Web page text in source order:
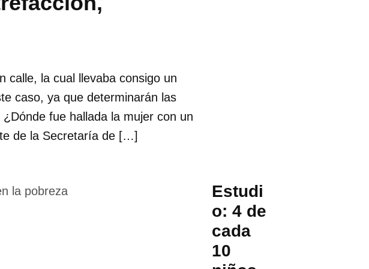
calle, la cual llevaba consigo un
caso, ya que determinarán las
fue hallada la mujer con un
de la Secretaría de […]
Estudi
o: 4 de
cada
10